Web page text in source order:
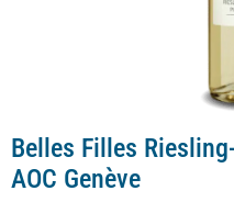
Belles Filles
AOC Genève